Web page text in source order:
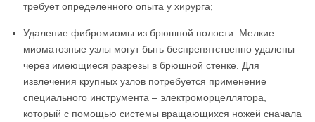
требует определенного опыта у хирурга;
Удаление фибромиомы из брюшной полости. Мелкие
миоматозные узлы могут быть беспрепятственно удалены
через имеющиеся разрезы в брюшной стенке. Для
извлечения крупных узлов потребуется применение
специального инструмента – электроморцеллятора,
который с помощью системы вращающихся ножей сначала